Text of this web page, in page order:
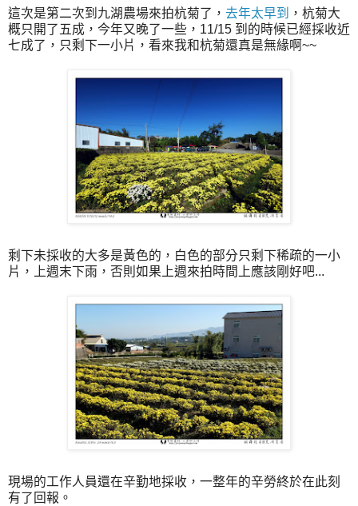
這次是第二次到九湖農場來拍杭菊了， 去年太早到 ，杭菊大
概只開了五成，今年又晚了一些，11/15 到的時候已經採收近
七成了，只剩下一小片，看來我和杭菊還真是無緣啊~~
剩下未採收的大多是黃色的，白色的部分只剩下稀疏的一小
片，上週末下雨，否則如果上週來拍時間上應該剛好吧...
現場的工作人員還在辛勤地採收，一整年的辛勞終於在此刻
有了回報。